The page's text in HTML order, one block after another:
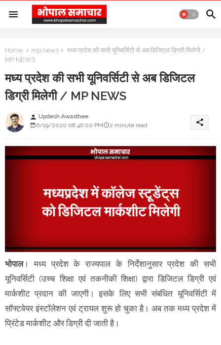
Home mp news
मध्य प्रदेश की सभी यूनिवर्सिटी से अब डिजिटल डिग्री मिलेगी /
MP NEWS
मध्य प्रदेश की सभी यूनिवर्सिटी से अब डिजिटल
डिग्री मिलेगी / MP NEWS
person Updesh Awasthee
6/19/2020 08:46:00 PM
2 minute read share
भोपाल। मध्य प्रदेश के राज्यपाल के निर्देशानुसार प्रदेश की सभी
यूनिवर्सिटी (उच्च शिक्षा एवं तकनीकी शिक्षा) द्वारा डिजिटल डिग्री एवं
मार्कशीट प्रदान की जाएगी। इसके लिए सभी संबंधित यूनिवर्सिटी में
सॉफ्टवेयर इंस्टॉलेशन एवं ट्रायल शुरू हो चुका है। अब तक मध्य प्रदेश में
प्रिंटेड मार्कशीट और डिग्री दी जाती है।